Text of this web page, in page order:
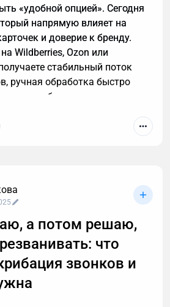
«удобной опцией». Сегодня
напрямую влияет на
и доверие к бренду.
Wildberries, Ozon или
стабильный поток
ручная обработка быстро
место бизнеса.
а потом решаю,
что
звонков и